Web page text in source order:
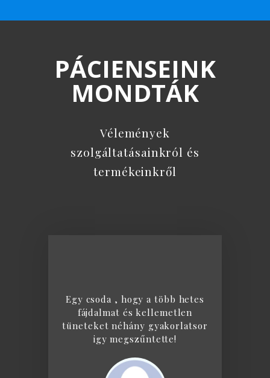
PÁCIENSEINK
MONDTÁK
Vélemények
szolgáltatásainkról és
termékeinkről
Egy csoda , hogy a több hetes
fájdalmat és kellemetlen
tüneteket néhány gyakorlatsor
igy megszűntette!